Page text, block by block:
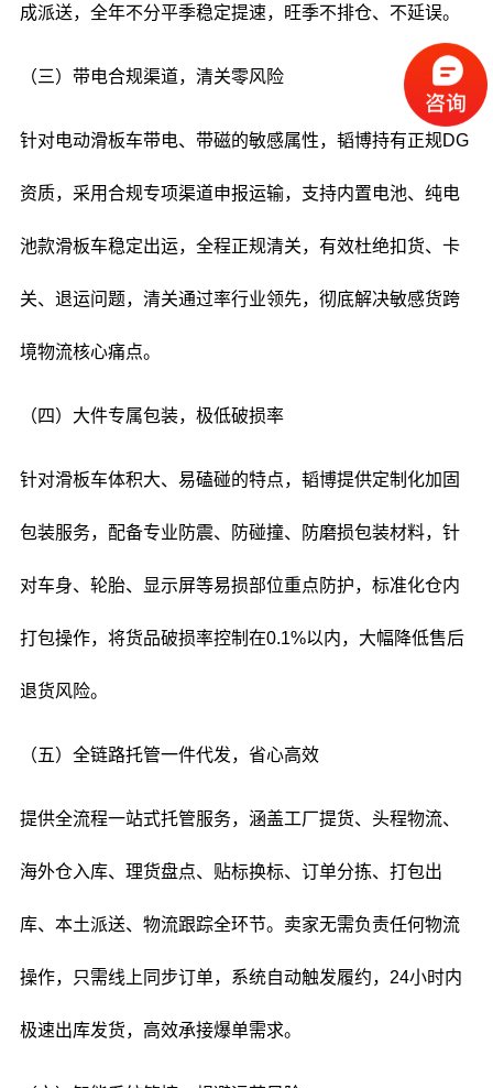
成派送，全年不分平季稳定提速，旺季不排仓、不延误。
（三）带电合规渠道，清关零风险
针对电动滑板车带电、带磁的敏感属性，韬博持有正规DG
资质，采用合规专项渠道申报运输，支持内置电池、纯电
池款滑板车稳定出运，全程正规清关，有效杜绝扣货、卡
关、退运问题，清关通过率行业领先，彻底解决敏感货跨
境物流核心痛点。
（四）大件专属包装，极低破损率
针对滑板车体积大、易磕碰的特点，韬博提供定制化加固
包装服务，配备专业防震、防碰撞、防磨损包装材料，针
对车身、轮胎、显示屏等易损部位重点防护，标准化仓内
打包操作，将货品破损率控制在0.1%以内，大幅降低售后
退货风险。
（五）全链路托管一件代发，省心高效
提供全流程一站式托管服务，涵盖工厂提货、头程物流、
海外仓入库、理货盘点、贴标换标、订单分拣、打包出
库、本土派送、物流跟踪全环节。卖家无需负责任何物流
操作，只需线上同步订单，系统自动触发履约，24小时内
极速出库发货，高效承接爆单需求。